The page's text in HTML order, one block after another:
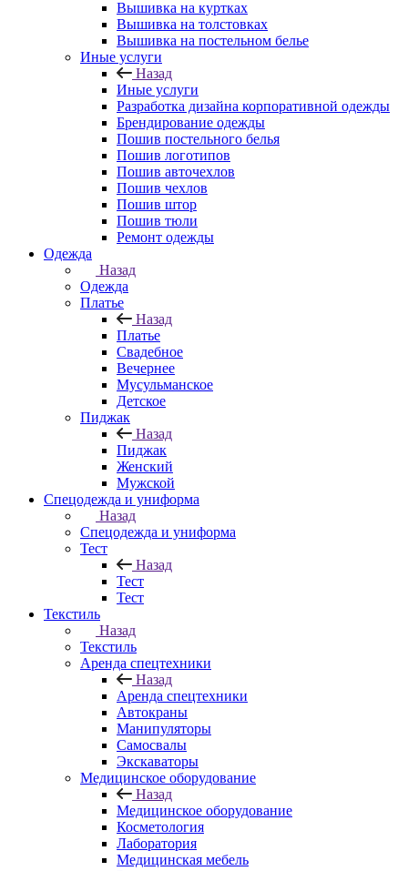
Вышивка на куртках
Вышивка на толстовках
Вышивка на постельном белье
Иные услуги
Назад
Иные услуги
Разработка дизайна корпоративной одежды
Брендирование одежды
Пошив постельного белья
Пошив логотипов
Пошив авточехлов
Пошив чехлов
Пошив штор
Пошив тюли
Ремонт одежды
Одежда
Назад
Одежда
Платье
Назад
Платье
Свадебное
Вечернее
Мусульманское
Детское
Пиджак
Назад
Пиджак
Женский
Мужской
Спецодежда и униформа
Назад
Спецодежда и униформа
Тест
Назад
Тест
Тест
Текстиль
Назад
Текстиль
Аренда спецтехники
Назад
Аренда спецтехники
Автокраны
Манипуляторы
Самосвалы
Экскаваторы
Медицинское оборудование
Назад
Медицинское оборудование
Косметология
Лаборатория
Медицинская мебель